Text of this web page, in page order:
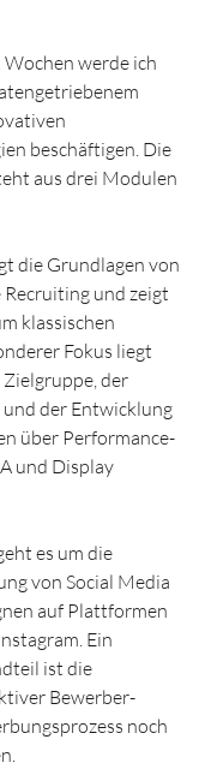
werde ich
beschäftigen. Die
aus drei Modulen
die Grundlagen von
und zeigt
klassischen
Fokus liegt
der
der Entwicklung
über Performance-
und Display
es um die
von Social Media
auf Plattformen
Ein
ist die
Bewerber-
noch